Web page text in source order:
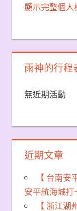
顯示完整個
雨神的行程
無近期活動
近期文章
【 台南安
安平航海城打
【 浙江